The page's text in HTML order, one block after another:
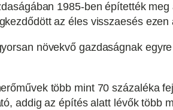
1985-ben építették
az éles visszaesés ezen
növekvő gazdaságnak
több mint 70 százaléka
addig az építés alatt lévők több